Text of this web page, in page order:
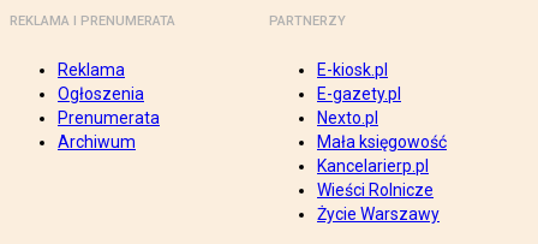
REKLAMA I PRENUMERATA
Reklama
Ogłoszenia
Prenumerata
Archiwum
PARTNERZY
E-kiosk.pl
E-gazety.pl
Nexto.pl
Mała księgowość
Kancelarierp.pl
Wieści Rolnicze
Życie Warszawy